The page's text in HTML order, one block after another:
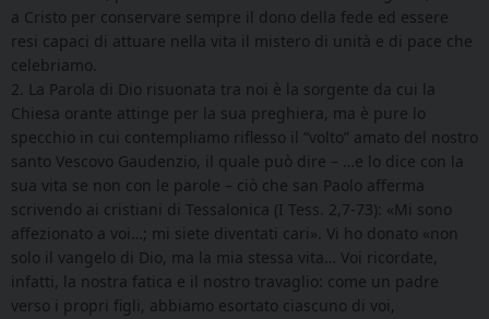
a Cristo per conservare sempre il dono della fede ed essere
resi capaci di attuare nella vita il mistero di unità e di pace che
celebriamo.
2. La Parola di Dio risuonata tra noi è la sorgente da cui la
Chiesa orante attinge per la sua preghiera, ma è pure lo
specchio in cui contempliamo riflesso il “volto” amato del nostro
santo Vescovo Gaudenzio, il quale può dire – …e lo dice con la
sua vita se non con le parole – ciò che san Paolo afferma
scrivendo ai cristiani di Tessalonica (I Tess. 2,7-73): «Mi sono
affezionato a voi…; mi siete diventati cari». Vi ho donato «non
solo il vangelo di Dio, ma la mia stessa vita… Voi ricordate,
infatti, la nostra fatica e il nostro travaglio: come un padre
verso i propri figli, abbiamo esortato ciascuno di voi,